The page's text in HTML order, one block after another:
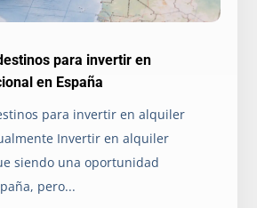
para invertir en
en España
para invertir en alquiler
Invertir en alquiler
siendo una oportunidad
pero...